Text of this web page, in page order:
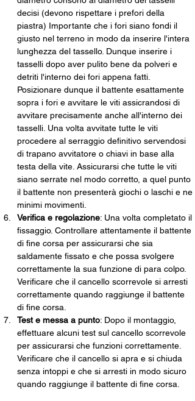
decisi (devono rispettare i prefori della
piastra) Importante che i fori siano fondi il
giusto nel terreno in modo da inserire l'intera
lunghezza del tassello. Dunque inserire i
tasselli dopo aver pulito bene da polveri e
detriti l'interno dei fori appena fatti.
Posizionare dunque il battente esattamente
sopra i fori e avvitare le viti assicrandosi di
avvitare precisamente anche all'interno dei
tasselli. Una volta avvitate tutte le viti
procedere al serraggio definitivo servendosi
di trapano avvitatore o chiavi in base alla
testa della vite. Assicurarsi che tutte le viti
siano serrate nel modo corretto, a quel punto
il battente non presenterà giochi o laschi e ne
minimi movimenti.
Verifica e regolazione: Una volta completato il
fissaggio. Controllare attentamente il battente
di fine corsa per assicurarsi che sia
saldamente fissato e che possa svolgere
correttamente la sua funzione di para colpo.
Verificare che il cancello scorrevole si arresti
correttamente quando raggiunge il battente
di fine corsa.
Test e messa a punto: Dopo il montaggio,
effettuare alcuni test sul cancello scorrevole
per assicurarsi che funzioni correttamente.
Verificare che il cancello si apra e si chiuda
senza intoppi e che si arresti in modo sicuro
quando raggiunge il battente di fine corsa.